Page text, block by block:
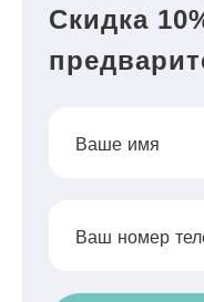
Скидка
Ваше имя
Ваш номер